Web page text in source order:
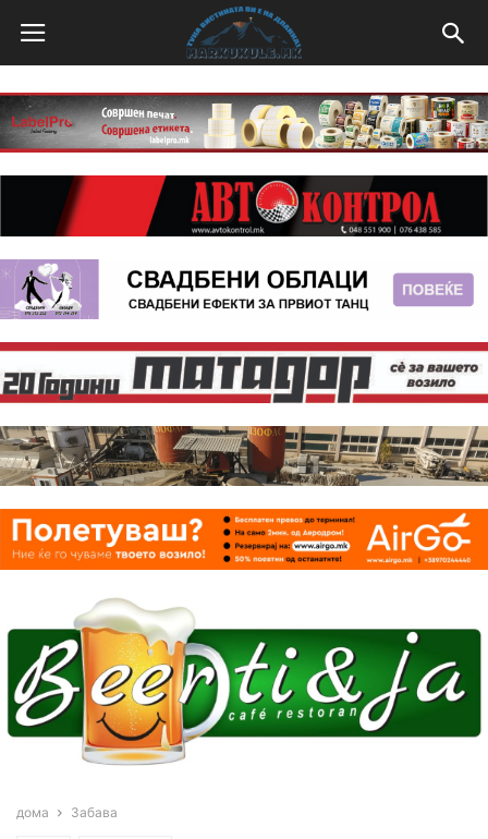
дома Забава